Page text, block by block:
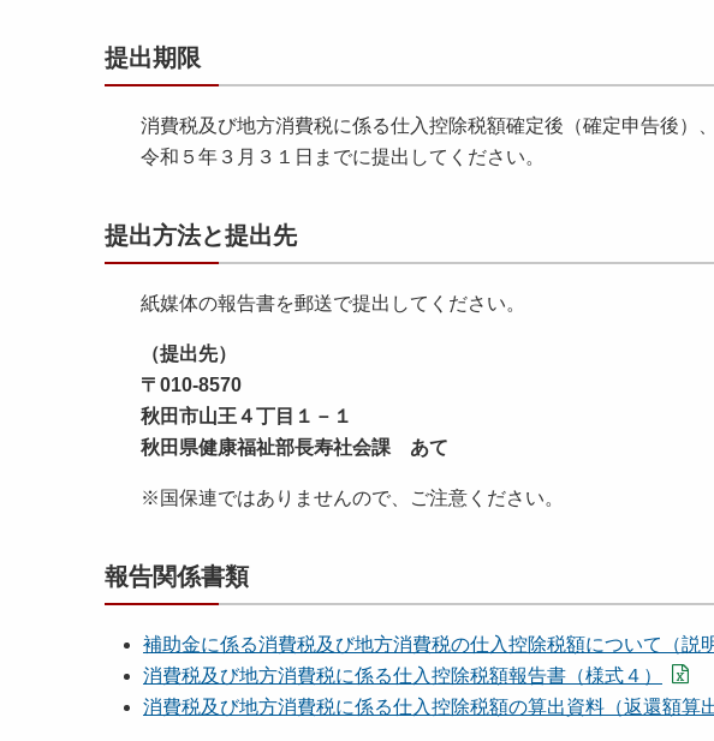
提出期限
消費税及び地方消費税に係る仕入控除税額確定後（確定申告後）
令和５年３月３１日までに提出してください。
提出方法と提出先
紙媒体の報告書を郵送で提出してください。
（提出先）
〒010-8570
秋田市山王４丁目１－１
秋田県健康福祉部長寿社会課 あて
※国保連ではありませんので、ご注意ください。
報告関係書類
補助金に係る消費税及び地方消費税の仕入控除税額について（説明
消費税及び地方消費税に係る仕入控除税額報告書（様式４）
消費税及び地方消費税に係る仕入控除税額の算出資料（返還額算